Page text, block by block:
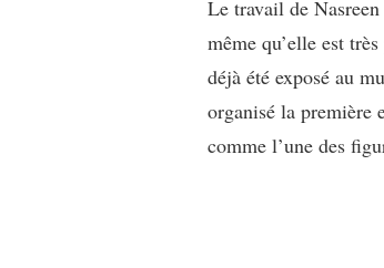
L’ORTHODOXE
Le travail de
même qu’elle est
déjà été exposé au
organisé la première
comme l’une des